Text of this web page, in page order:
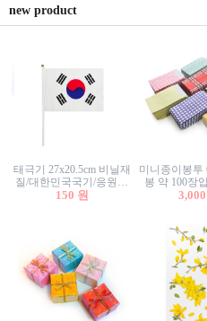
new product
태극기 27x20.5cm 비닐재
질/대한민국국기/응원깃
발/행사깃발
150 원
미니종이봉투
봉 약 100장
투/증명사진
3,000